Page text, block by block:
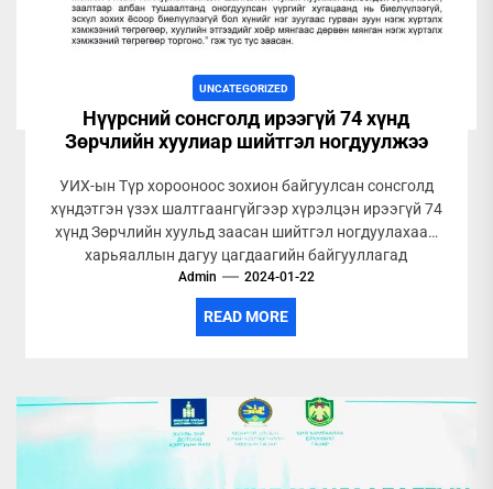
UNCATEGORIZED
Нүүрсний сонсголд ирээгүй 74 хүнд
Зөрчлийн хуулиар шийтгэл ногдуулжээ
УИХ-ын Түр хорооноос зохион байгуулсан сонсголд
хүндэтгэн үзэх шалтгаангүйгээр хүрэлцэн ирээгүй 74
хүнд Зөрчлийн хуульд заасан шийтгэл ногдуулахаар
харьяаллын дагуу цагдаагийн байгууллагад
шилжүүлжээ
Admin 2024-01-22
READ MORE